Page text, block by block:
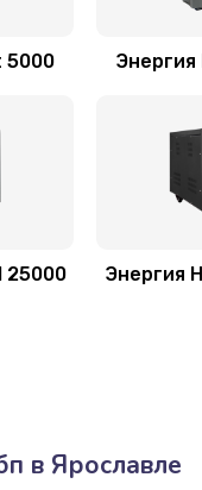
5000
25000 Энергия
в Ярославле